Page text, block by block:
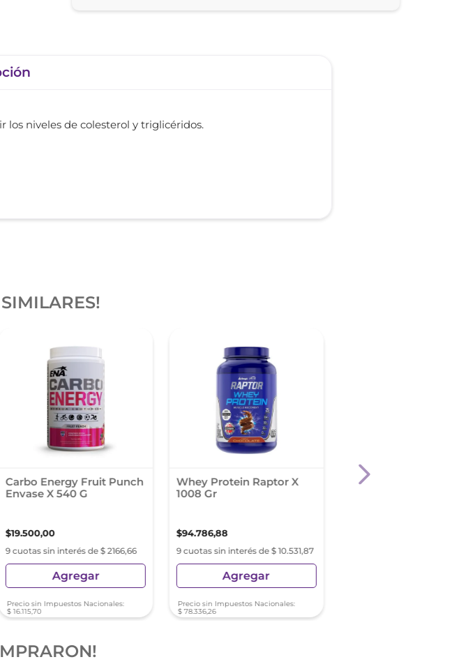
niveles de colesterol y triglicéridos.
Carbo Energy Fruit Punch
Envase X 540 G
$19.500,00
9 cuotas sin interés de $ 2166,66
Agregar
Precio sin Impuestos Nacionales:
$ 16.115,70
Whey Protein Raptor X
1008 Gr
$94.786,88
9 cuotas sin interés de $ 10.531,87
Agregar
Precio sin Impuestos Nacionales:
$ 78.336,26
Satial Total Con